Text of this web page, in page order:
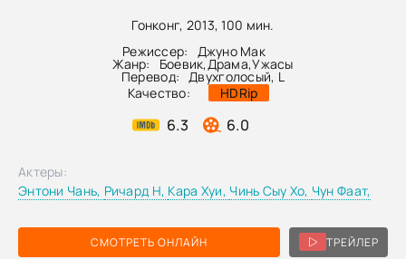
Гонконг, 2013, 100 мин.
Режиссер:
Джуно Мак
Жанр: Боевик,Драма,Ужасы
Перевод: Двухголосый, L
Качество:
HDRip
6.3 6.0
СМОТРЕТЬ ОНЛАЙН ТРЕЙЛЕР
Актеры:
Энтони Чань, Ричард Н, Кара Хуи, Чинь Сыу Хо, Чун Фаат,